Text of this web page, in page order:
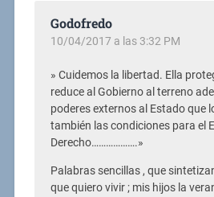
Godofredo
10/04/2017 a las 3:32 PM
» Cuidemos la libertad. Ella
reduce al Gobierno al terreno
poderes externos al Estado que
también las condiciones para el
Derecho……………….»
Palabras sencillas , que
que quiero vivir ; mis hijos la